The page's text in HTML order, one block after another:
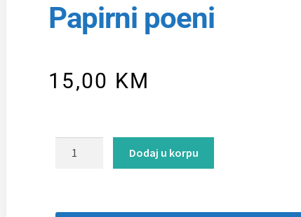
Papirni poeni
15,00 KM
Dodaj u korpu